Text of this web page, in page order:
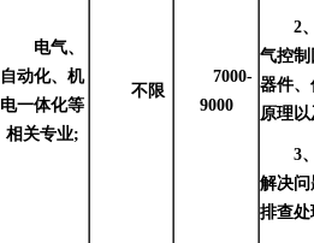
电气、
自动化、机
电一体化等
相关专业;
不限
7000-
9000
2
气控
器件
原理
3
解决
排查